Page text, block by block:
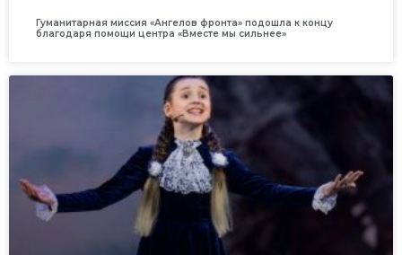
Гуманитарная миссия «Ангелов фронта» подошла к концу
благодаря помощи центра «Вместе мы сильнее»